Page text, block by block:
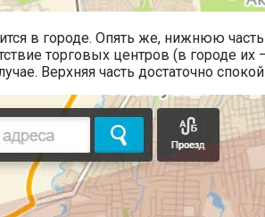
в городе. Опять же, нижнюю
торговых центров (в городе
Верхняя часть достаточно